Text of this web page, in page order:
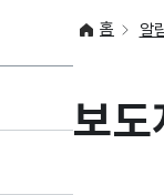
홈 알
보도